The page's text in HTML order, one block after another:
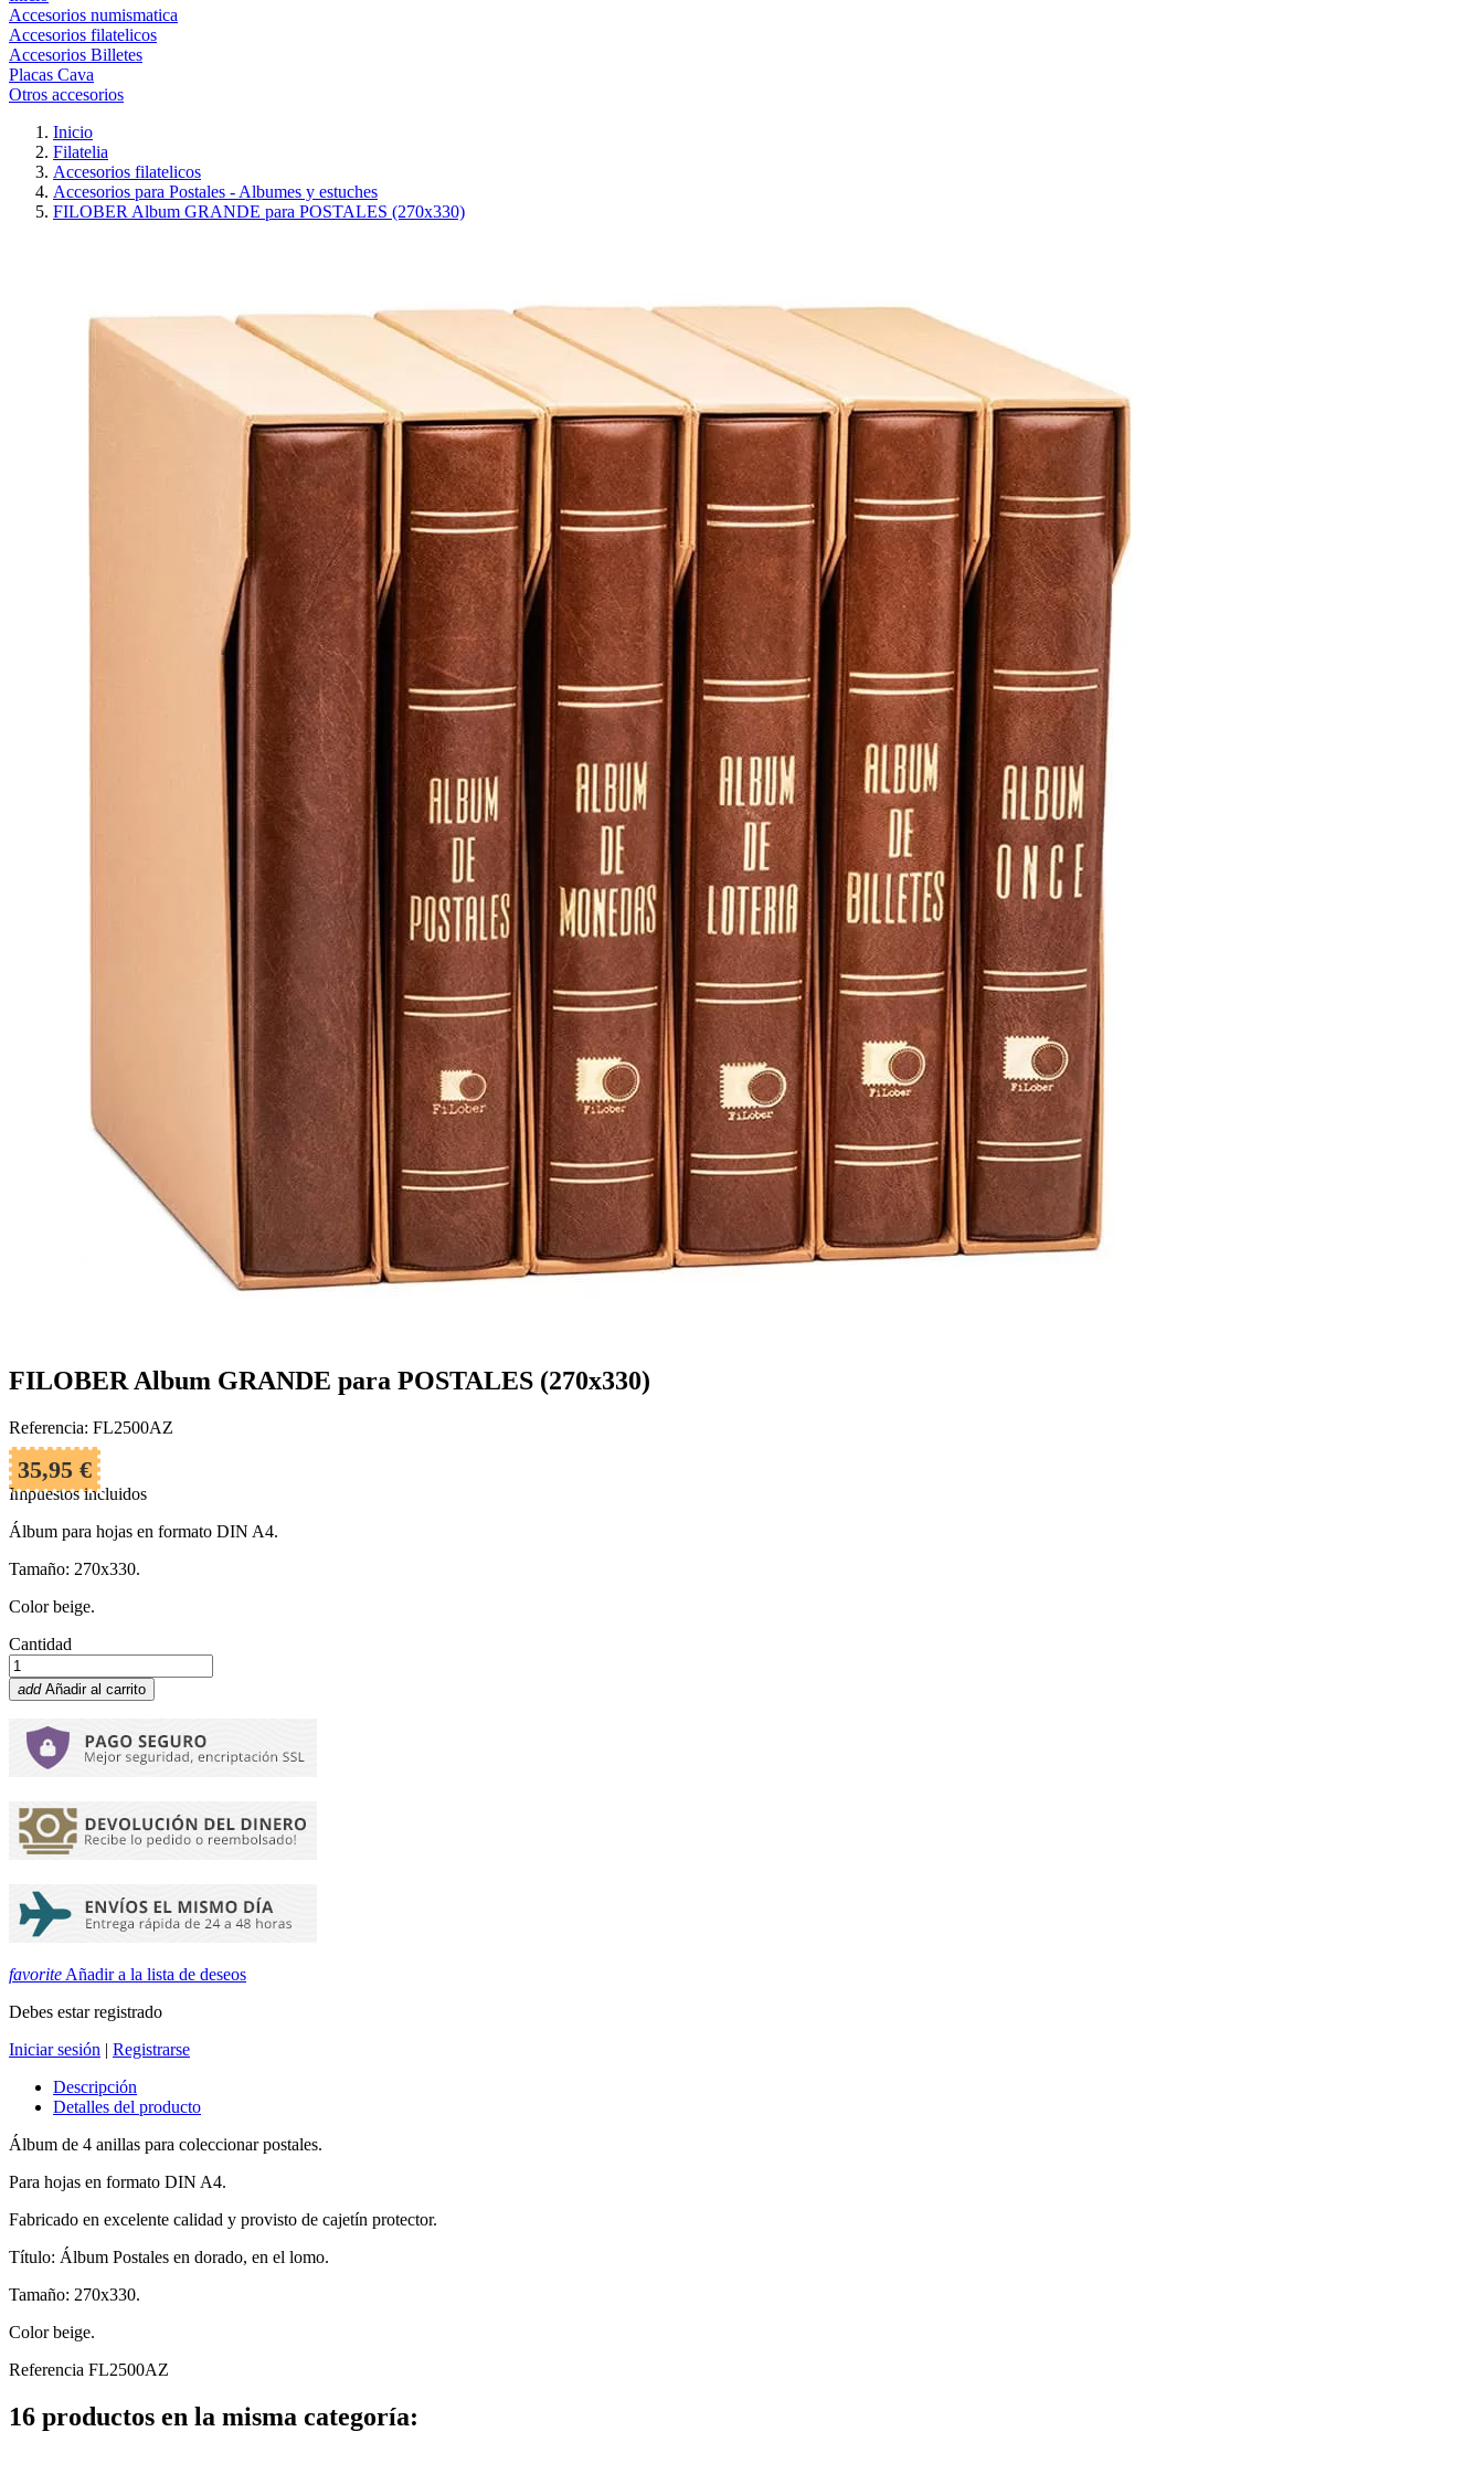
Accesorios numismatica
Accesorios filatelicos
Accesorios Billetes
Placas Cava
Otros accesorios
Inicio
Filatelia
Accesorios filatelicos
Accesorios para Postales - Albumes y estuches
FILOBER Album GRANDE para POSTALES (270x330)
FILOBER Album GRANDE para POSTALES (270x330)
Referencia: FL2500AZ
35,95 €
Impuestos incluidos
Álbum para hojas en formato DIN A4.
Tamaño: 270x330.
Color beige.
Cantidad
add Añadir al carrito
favorite Añadir a la lista de deseos
Debes estar registrado
Iniciar sesión | Registrarse
Descripción
Detalles del producto
Álbum de 4 anillas para coleccionar postales.
Para hojas en formato DIN A4.
Fabricado en excelente calidad y provisto de cajetín protector.
Título: Álbum Postales en dorado, en el lomo.
Tamaño: 270x330.
Color beige.
Referencia FL2500AZ
16 productos en la misma categoría: